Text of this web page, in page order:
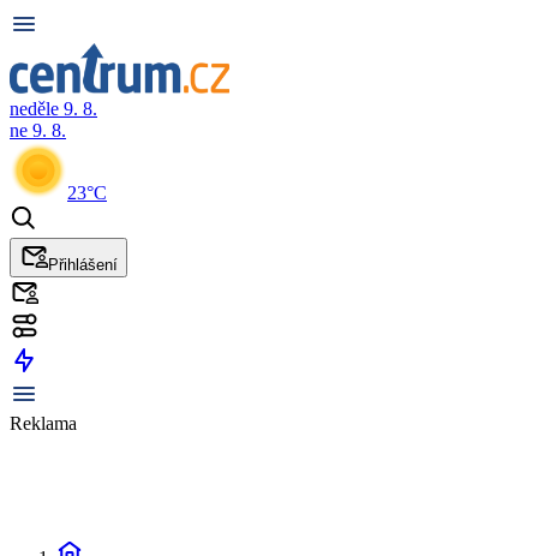
neděle 9. 8.
ne 9. 8.
23°C
Přihlášení
Reklama